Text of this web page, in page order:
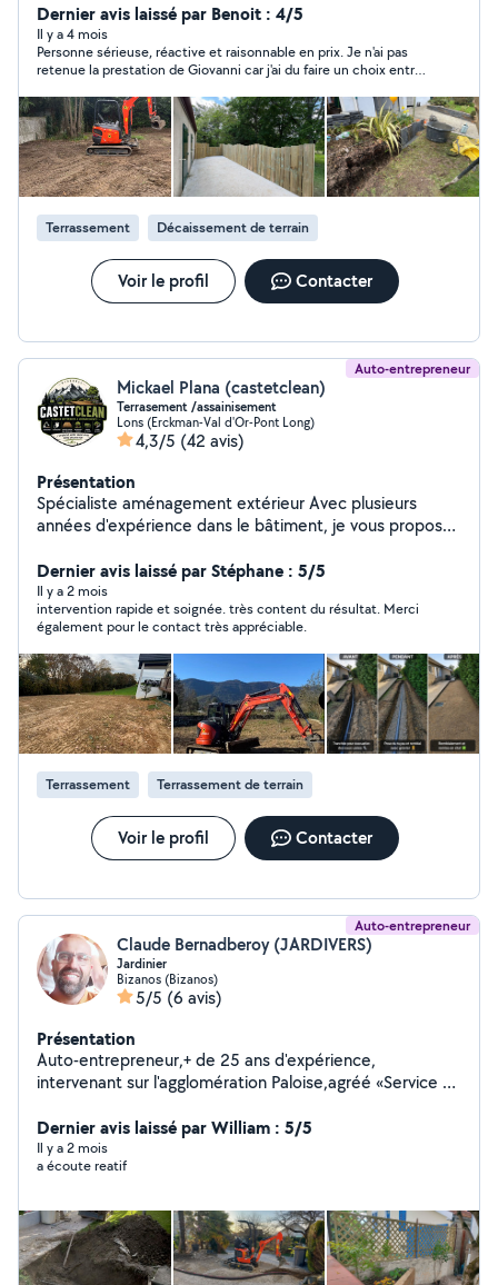
suis en mesure de réaliser diverses prestations,
notamment : La tonte et l'entretien des pelouses ; Les
débroussaillages ; La taille des haies ; Les travaux
d'élagage ; La maçonnerie paysagère ; La plantation;
L'arrosage automatique; Terrasse,clôture; Le
terrassement; Je suis disponible pour toute demande
ou projet paysager, et je m'engage à garantir un rendu
de qualité.
Dernier avis laissé par Benoit : 4/5
Il y a 4 mois
Personne sérieuse, réactive et raisonnable en prix. Je n'ai pas
retenue la prestation de Giovanni car j'ai du faire un choix entre
lequel j'avais déjà travaillé
Terrassement Décaissement de terrain
Voir le profil Contacter
Auto-entrepreneur
Mickael Plana (castetclean)
Terrasement /assainisement
Lons (Erckman-Val d'Or-Pont Long)
4,3/5 (42 avis)
Présentation
Spécialiste aménagement extérieur Avec plusieurs
années d'expérience dans le bâtiment, je vous propose
Mes prestations : Terrassement (préparation de terrain,
mise à niveau) Création de terrasse (dalles, béton, bois)
Pose de dalles extérieures Aménagement de jardin
Semis de pelouse Élagage / entretien extérieur
Maçonnerie paysagère (bordures, murets, finitions)
Nettoyage toiture Nettoyage façade Travail soigné
Chantier propre Résultat durable Photos avant / après
possibles Intervention secteur 64 (Pau et alentours)
Devis rapide et conseils personnalisés
Dernier avis laissé par Stéphane : 5/5
Il y a 2 mois
intervention rapide et soignée. très content du résultat. Merci
également pour le contact très appréciable.
Terrassement Terrassement de terrain
Voir le profil Contacter
Auto-entrepreneur
Claude Bernadberoy (JARDIVERS)
Jardinier
Bizanos (Bizanos)
5/5 (6 avis)
Présentation
Auto-entrepreneur,+ de 25 ans d'expérience,
intervenant sur l'agglomération Paloise,agréé «Service à
de la prestation=budget maîtrisé,alors n'hésitez pas à
me contacter. J'effectue tous types de travaux espaces
verts ainsi qu'un service minipelle.
Dernier avis laissé par William : 5/5
Il y a 2 mois
a écoute reatif